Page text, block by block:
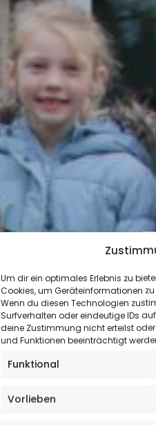
Um dir ein optimales Erlebnis zu
Cookies, um Geräteinformationen
Wenn du diesen Technologien
Surfverhalten oder eindeutige IDs
deine Zustimmung nicht erteilst
und Funktionen beeinträchtigt
Funktional
Vorlieben